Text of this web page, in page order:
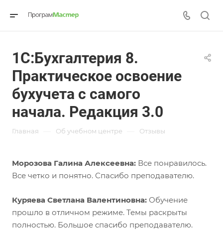
1С:Бухгалтерия 8.
Практическое освоение
бухучета с самого
начала. Редакция 3.0
Главная Об учебном центре Отзывы
Морозова Галина Алексеевна: Все понравилось.
Все четко и понятно. Спасибо преподавателю.
Куряева Светлана Валентиновна: Обучение
прошло в отличном режиме. Темы раскрыты
полностью. Большое спасибо преподавателю.